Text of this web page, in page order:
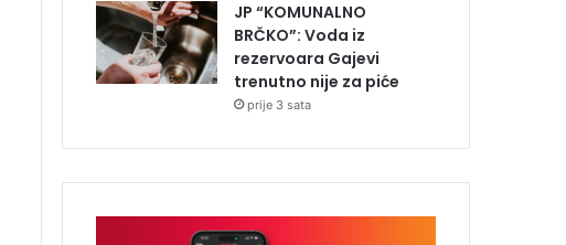
JP “KOMUNALNO
BRČKO”: Voda iz
rezervoara Gajevi
trenutno nije za piće
prije 3 sata